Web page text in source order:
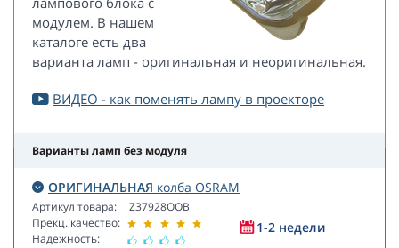
модулем. В нашем
каталоге есть два
варианта ламп - оригинальная и неоригинальная.
ВИДЕО - как поменять лампу в проекторе
Варианты ламп без модуля
ОРИГИНАЛЬНАЯ колба OSRAM
Артикул товара:
Прекц. качество:
Надежность:
Z37928OOB
1-2 недели